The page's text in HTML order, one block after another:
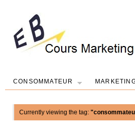
CONSOMMATEUR
Currently viewing the tag: